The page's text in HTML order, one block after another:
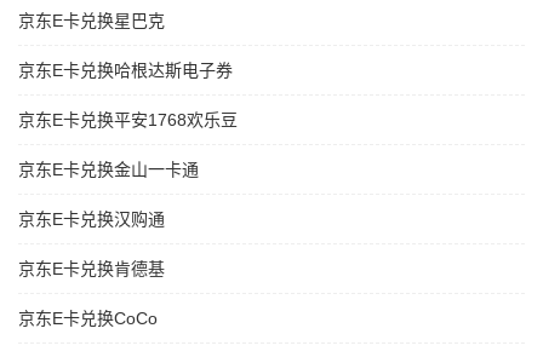
京东E卡兑换星巴克
京东E卡兑换哈根达斯电子券
京东E卡兑换平安1768欢乐豆
京东E卡兑换金山一卡通
京东E卡兑换汉购通
京东E卡兑换肯德基
京东E卡兑换CoCo